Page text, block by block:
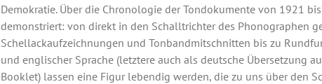
Demokratie. Über die Chronologie der Tondokumente von 1921
demonstriert: von direkt in den Schalltrichter des Phonographen
Schellackaufzeichnungen und Tonbandmitschnitten bis zu
und englischer Sprache (letztere auch als deutsche Übersetzung
Booklet) lassen eine Figur lebendig werden, die zu uns über den